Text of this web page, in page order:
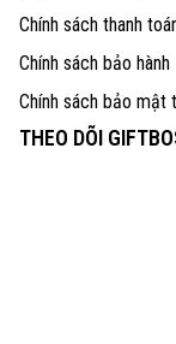
Chính sách thanh
Chính sách bảo hành
Chính sách bảo mật
THEO DÕI